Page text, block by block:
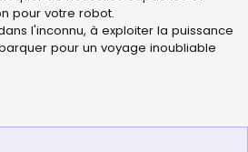
pour votre robot.
l'inconnu, à exploiter la puissance
pour un voyage inoubliable